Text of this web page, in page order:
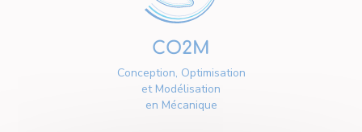
CO2M
Conception, Optimisation
et Modélisation
en Mécanique